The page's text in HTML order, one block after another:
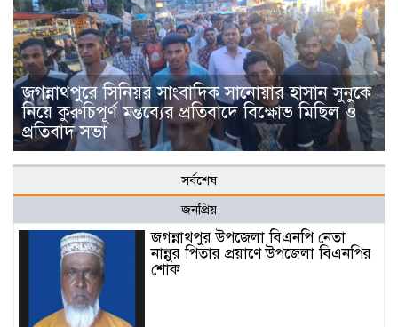
জগন্নাথপুরে সিনিয়র সাংবাদিক সানোয়ার হাসান সুনুকে
নিয়ে কুরুচিপূর্ণ মন্তব্যের প্রতিবাদে বিক্ষোভ মিছিল ও
প্রতিবাদ সভা
সর্বশেষ
জনপ্রিয়
জগন্নাথপুর উপজেলা বিএনপি নেতা
নান্নুর পিতার প্রয়াণে উপজেলা বিএনপির
শোক